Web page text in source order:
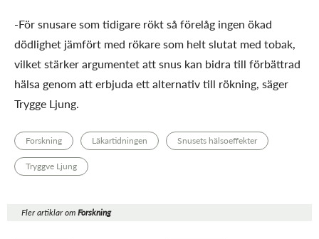
-För snusare som tidigare rökt så förelåg ingen ökad
dödlighet jämfört med rökare som helt slutat med tobak,
vilket stärker argumentet att snus kan bidra till förbättrad
hälsa genom att erbjuda ett alternativ till rökning, säger
Trygge Ljung.
Forskning Läkartidningen Snusets hälsoeffekter
Tryggve Ljung
Fler artiklar omForskning